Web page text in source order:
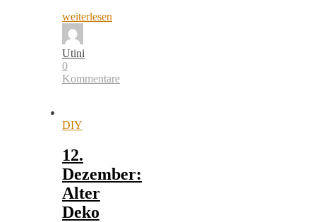
weiterlesen
Utini
0
Kommentare
DIY
12.
Dezember:
Alter
Deko